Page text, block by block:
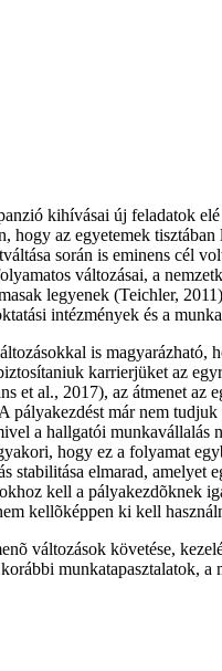
kihívásai új feladatok
az egyetemek
során is eminens cél
változásai, a
legyenek (Teichler,
intézmények és a
is
karrierjüket az
et al., 2017), az átmenet
pályakezdést már nem
a hallgatói
hogy ez a folyamat
stabilitása elmarad,
kell a pályakezdõknek
kellõképpen ki kell
változások követése,
munkatapasztalatok,